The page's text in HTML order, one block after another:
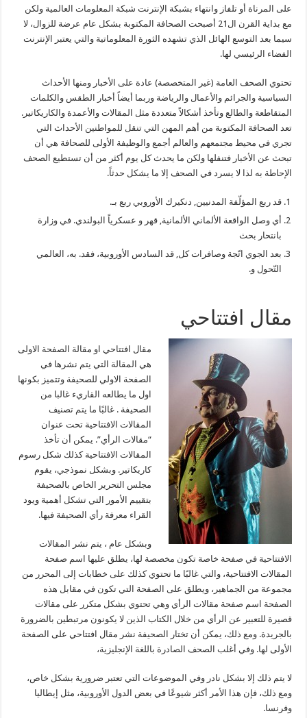
على المرناة أو تلفاز وانتهاء بشبكة الإنترنت شبكة المعلومات العالمية ولكن
مع بداية القرن ال21 أصبحت الصحافة المكتوبة بشكل عام عرضة للزوال، لا
سيما بعد التوسع الهائل الذي تشهده الثورة المعلوماتية والتي يعتبر الإنترنت
الفضاء الرئيسي لها.
تحتوي الصحف العامة (غير المتخصصة) عادة على الأخبار ومنها الأحداث
السياسية والجرائم والأعمال والرياضة وربما أيضاً أخبار الطقس والكلمات
المتقاطعة والطالع وتأخذ أشكالاً متعددة مثل المقالات والأعمدة والكاريكاتير.
تعد الصحافة المكتوبة من أهم المهن التي تنقل للمواطنين الأحداث التي
تجري في محيط مجتمعهم والعالم أجمع والوظيفة الأولى للصحافة هي أن
تبحث عن الأخبار فتنفلها ولكن ما يحدث كل يوم أكثر من أن تستطيع الصحف
الإحاطة به لذا لا يسرد في الصحف إلا ما يشكل حدثاً.
قد ربع المؤلّفة المدنيين, دنكيرك الأوروبي ربع بـ.
أي وصل الواقعة الألماني الألمانية, قهر و عسكرياً البولندي. في وزارة
بانتحار بحث
بعد الجوي اتّجة وصافرات كل, قد السادس الأوروبية، فقد. به، العالمي
التّحول و.
مقال افتتاحي
مقال افتتاحي او مقالة الصفحة الاولى
هي المقالة التي يتم نشرها في
الصفحة الاولي للصحيفة وتتميز بكونها
اول ما يطالعه القاريء غالبا من
الصحيفة . غالبًا ما يتم تصنيف
المقالات الافتتاحية تحت عنوان
“مقالات الرأي”. يمكن أن تأخذ
المقالات الافتتاحية كذلك شكل رسوم
كاريكاتير. وبشكل نموذجي، يقوم
مجلس التحرير الخاص بالصحيفة
بتقييم الأمور التي تشكل أهمية ويود
القراء معرفة رأي الصحيفة فيها.
وبشكل عام ، يتم نشر المقالات
الافتتاحية في صفحة خاصة تكون مخصصة لها، يطلق عليها اسم صفحة
المقالات الافتتاحية، والتي غالبًا ما تحتوي كذلك على خطابات إلى المحرر من
مجموعة من الجماهير، ويطلق على الصفحة التي تكون في مقابل هذه
الصفحة اسم صفحة مقالات الرأي وهي تحتوي بشكل متكرر على مقالات
قصيرة للتعبير عن الرأي من خلال الكتاب الذين لا يكونون مرتبطين بالضرورة
بالجريدة. ومع ذلك، يمكن أن تختار الصحيفة نشر مقال افتتاحي على الصفحة
الأولى لها. وفي أغلب الصحف الصادرة باللغة الإنجليزية،
لا يتم ذلك إلا بشكل نادر وفي الموضوعات التي تعتبر ضرورية بشكل خاص،
ومع ذلك، فإن هذا الأمر أكثر شيوعًا في بعض الدول الأوروبية، مثل إيطاليا
وفرنسا.